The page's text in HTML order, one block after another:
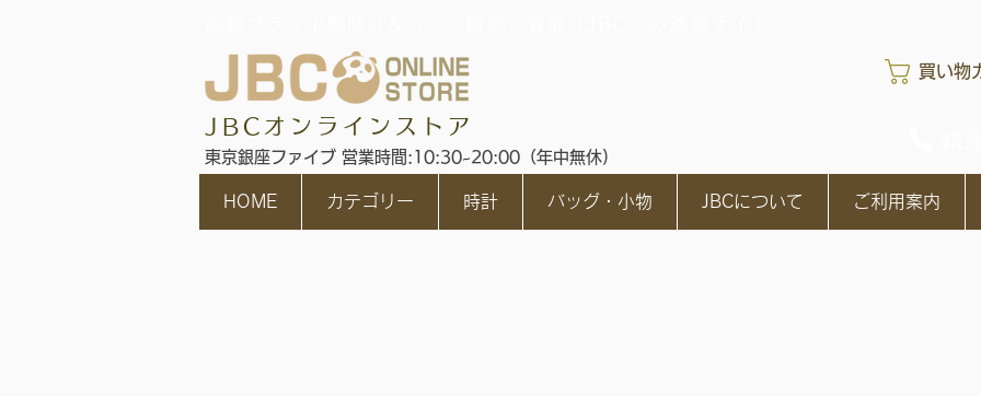
JBCオンラインストア
東京銀座ファイブ 営業時間:10:30~20:00（年中無休)
買い物
HOME カテゴリー 時計 バッグ・小物 JBCについて ご利用案内